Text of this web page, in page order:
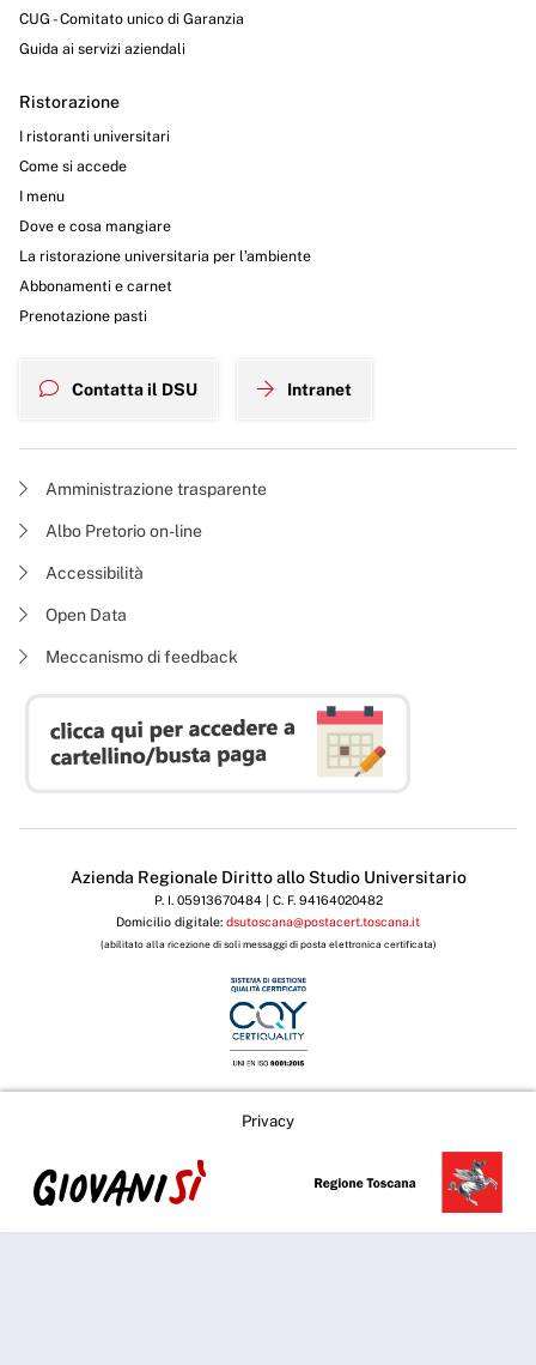
CUG - Comitato unico di Garanzia
Guida ai servizi aziendali
Ristorazione
I ristoranti universitari
Come si accede
I menu
Dove e cosa mangiare
La ristorazione universitaria per l’ambiente
Abbonamenti e carnet
Prenotazione pasti
Contatta il DSU Intranet
Amministrazione trasparente
Albo Pretorio on-line
Accessibilità
Open Data
Meccanismo di feedback
Azienda Regionale Diritto allo Studio Universitario
P. I. 05913670484 | C. F. 94164020482
Domicilio digitale: dsutoscana@postacert.toscana.it
(abilitato alla ricezione di soli messaggi di posta elettronica certificata)
Privacy